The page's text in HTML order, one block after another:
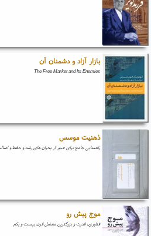
بازار آزاد و دشمنان آن
The Free Market and Its Enemies
ذهنیت موسس
راهنمایی جامع برای عبور از بحران های رشد و حفظ و
موج پیش رو
فناوری، قدرت و بزرگترین معضل قرن بیست و یکم